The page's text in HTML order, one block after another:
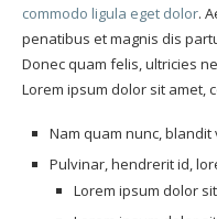
commodo ligula eget dolor.
penatibus et magnis dis
Donec quam felis, ultricies
Lorem ipsum dolor sit amet,
Nam quam nunc, blandit
Pulvinar, hendrerit id,
Lorem ipsum dolor